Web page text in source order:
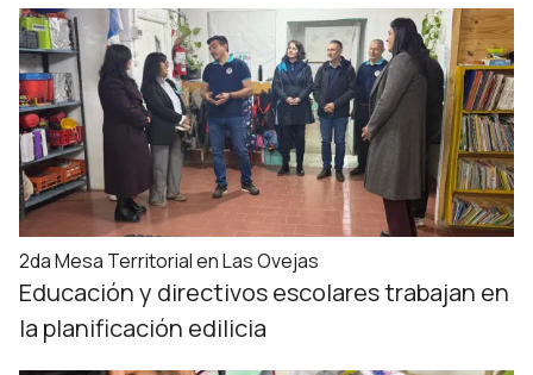
2da Mesa Territorial en Las Ovejas
Educación y directivos escolares trabajan en
la planificación edilicia